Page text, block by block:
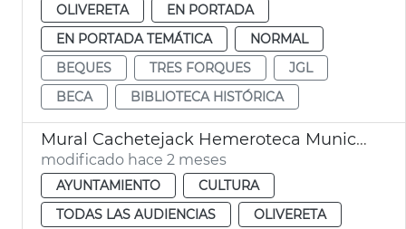
OLIVERETA
EN PORTADA
EN PORTADA TEMÁTICA
NORMAL
BEQUES
TRES FORQUES
JGL
BECA
BIBLIOTECA HISTÓRICA
Mural Cachetejack Hemeroteca Municipal València
modificado hace 2 meses
AYUNTAMIENTO
CULTURA
TODAS LAS AUDIENCIAS
OLIVERETA